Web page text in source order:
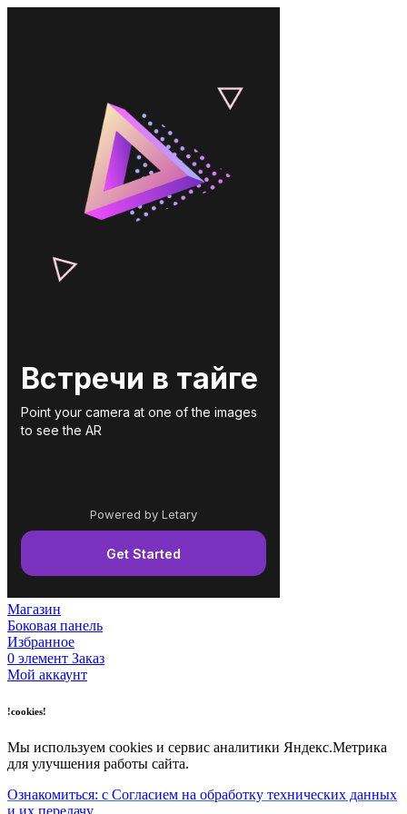
Магазин
Боковая панель
Избранное
0 элемент Заказ
Мой аккаунт
!cookies!
Мы используем cookies и сервис аналитики Яндекс.Метрика
для улучшения работы сайта.
Ознакомиться: с Согласием на обработку технических данных
и их передачу